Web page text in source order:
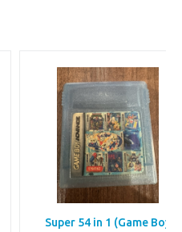
Super 54 in 1 (Game Boy